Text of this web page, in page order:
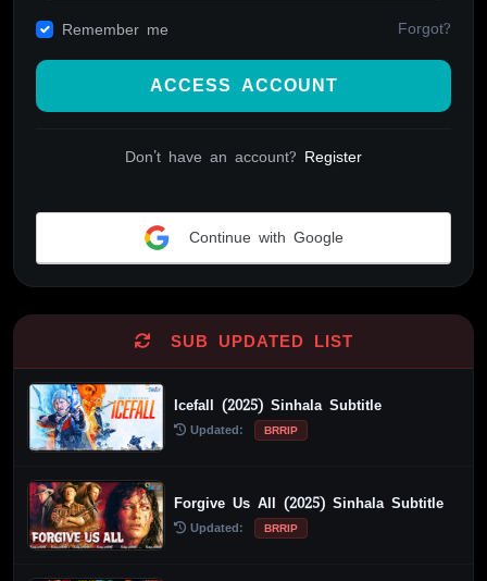
Remember me Forgot?
ACCESS ACCOUNT
Don't have an account? Register
Continue with Google
SUB UPDATED LIST
Icefall (2025) Sinhala Subtitle
Updated: BRRIP
Forgive Us All (2025) Sinhala Subtitle
Updated: BRRIP